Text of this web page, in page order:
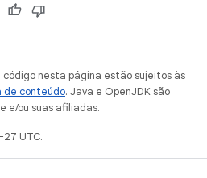
código nesta página estão sujeitos às
de conteúdo. Java e OpenJDK são
e/ou suas afiliadas.
UTC.